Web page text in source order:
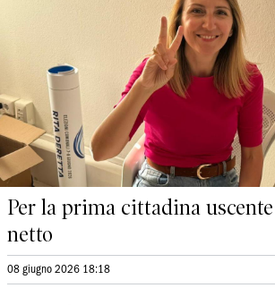
Per la prima cittadina
netto
08 giugno 2026 18:18